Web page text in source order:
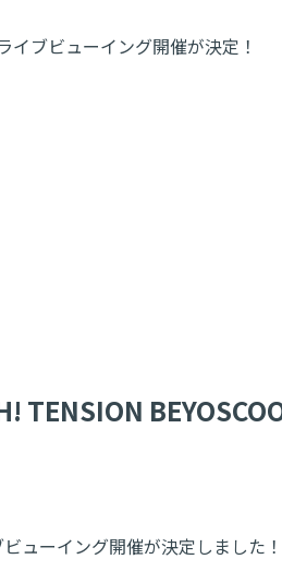
イブビューイング開催が決定！
TENSION
ューイング開催が決定しました！